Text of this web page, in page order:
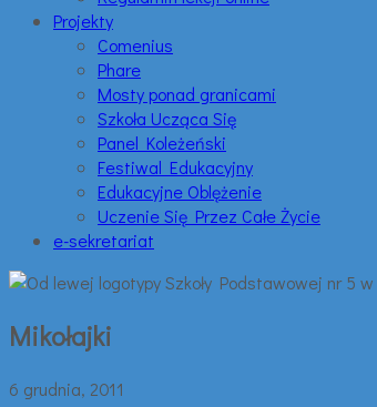
Projekty
Comenius
Phare
Mosty ponad granicami
Szkoła Ucząca Się
Panel Koleżeński
Festiwal Edukacyjny
Edukacyjne Oblężenie
Uczenie Się Przez Całe Życie
e-sekretariat
Mikołajki
6 grudnia, 2011